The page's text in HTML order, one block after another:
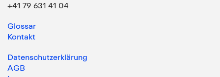
+41 79 631 41 04
Glossar
Kontakt
Datenschutzerklärung
AGB